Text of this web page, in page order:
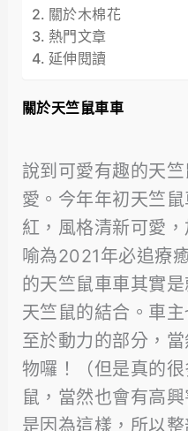
關於木棉花
熱門文章
延伸閱讀
關於天竺鼠車車
說到可愛有趣的天
愛。今年年初天竺
紅，風格清新可愛
喻為2021年必追療
的天竺鼠車車其實
天竺鼠的結合。車
至於動力的部分，
物囉！（但是真的
鼠，當然也會有高
是因為這樣，所以